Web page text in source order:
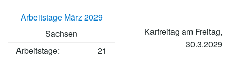
Arbeitstage März 2029
Sachsen
Arbeitstage:
21
Karfreitag am Freitag,
30.3.2029